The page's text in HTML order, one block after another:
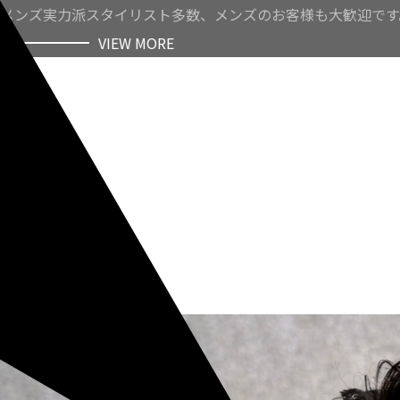
メンズ実力派スタイリスト多数、メンズのお客様も大歓迎で
VIEW MORE
VIEW MORE